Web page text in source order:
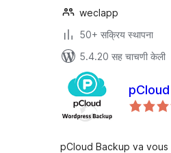
weclapp
50+ सक्रिय स्थापना
5.4.20 सह चाचणी केली
pCloud Backup va